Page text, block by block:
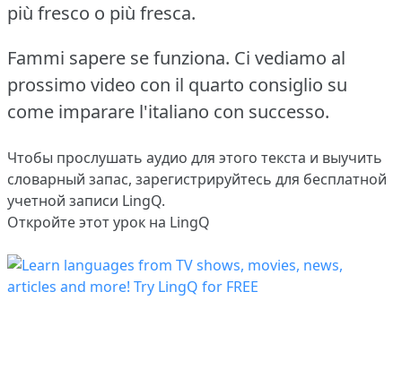
più fresco o più fresca.
Fammi sapere se funziona. Ci vediamo al
prossimo video con il quarto consiglio su
come imparare l'italiano con successo.
Чтобы прослушать аудио для этого текста и выучить
словарный запас, зарегистрируйтесь для бесплатной
учетной записи LingQ.
Откройте этот урок на LingQ